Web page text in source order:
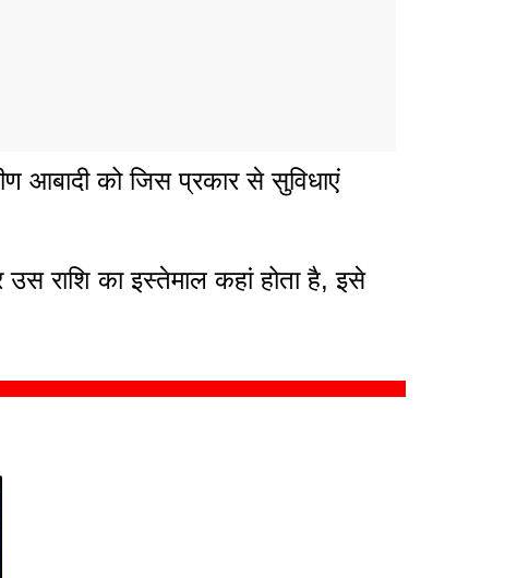
आबादी को जिस प्रकार से सुविधाएं
राशि का इस्तेमाल कहां होता है, इसे